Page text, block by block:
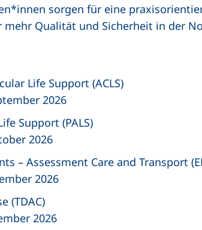
sorgen für eine
Qualität und Sicherheit in der
Life Support (ACLS)
2026
Support (PALS)
2026
– Assessment Care and Transport
2026
(TDAC)
2026